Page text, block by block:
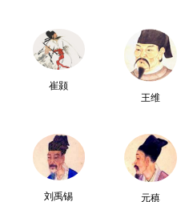
崔颢
王维
刘禹锡 元稹